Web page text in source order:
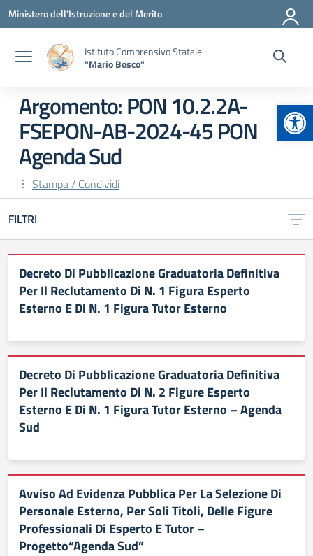
Vai ai contenuti
Vai al menu di navigazione
Vai al footer
Ministero dell'Istruzione e del Merito
Istituto Comprensivo Statale
"Mario Bosco"
Argomento: PON 10.2.2A-
FSEPON-AB-2024-45 PON
Agenda Sud
Stampa / Condividi
FILTRI
Decreto Di Pubblicazione Graduatoria Definitiva
Per Il Reclutamento Di N. 1 Figura Esperto
Esterno E Di N. 1 Figura Tutor Esterno
Decreto Di Pubblicazione Graduatoria Definitiva
Per Il Reclutamento Di N. 2 Figure Esperto
Esterno E Di N. 1 Figura Tutor Esterno – Agenda
Sud
Avviso Ad Evidenza Pubblica Per La Selezione Di
Personale Esterno, Per Soli Titoli, Delle Figure
Professionali Di Esperto E Tutor –
Progetto“Agenda Sud”